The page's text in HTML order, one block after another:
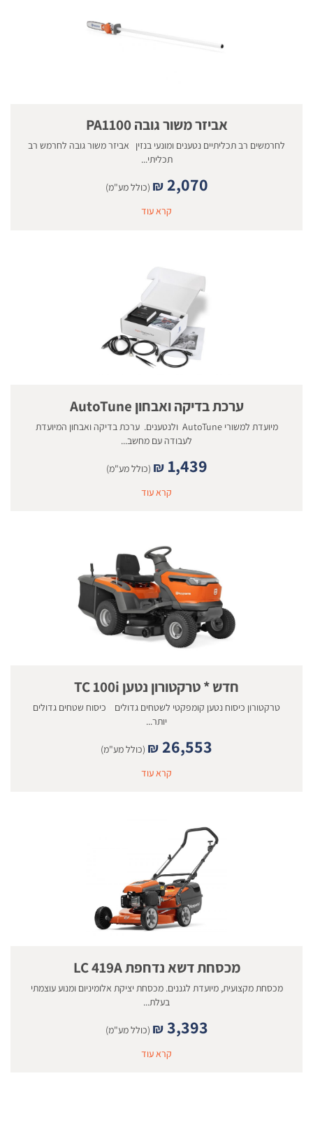
אביזר משור גובה PA1100
לחרמשים רב תכליתיים נטענים ומונעי בנזין אביזר משור גובה לחרמש רב
תכליתי...
₪ 2,070
(כולל מע"מ)
קרא עוד
ערכת בדיקה ואבחון AutoTune
מיועדת למשורי AutoTune ולנטענים. ערכת בדיקה ואבחון המיועדת
לעבודה עם מחשב...
₪ 1,439
(כולל מע"מ)
קרא עוד
חדש * טרקטורון נטען TC 100i
טרקטורון כיסוח נטען קומפקטי לשטחים גדולים כיסוח שטחים גדולים
יותר...
₪ 26,553
(כולל מע"מ)
קרא עוד
מכסחת דשא נדחפת LC 419A
מכסחת מקצועית, מיועדת לגננים. מכסחת יציקת אלומיניום ומנוע עוצמתי
בעלת...
₪ 3,393
(כולל מע"מ)
קרא עוד